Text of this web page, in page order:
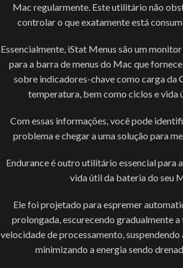
Mac regularmente. Este utilitário não
controlar o que exatamente está
Essencialmente, iStat Menus são um
para a barra de menus do Mac que
sobre indicadores-chave como carga da
temperatura, bem como ciclos e vida
Com essas informações, você pode
problema e chegar a uma solução para
Endurance é outro utilitário essencial para
vida útil da bateria do seu
Ele foi projetado para espremer
prolongada, escurecendo gradualmente a
velocidade de processamento,
minimizando a energia sendo